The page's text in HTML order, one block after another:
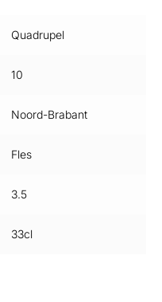
Quadrupel
10
Noord-Brabant
Fles
3.5
33cl